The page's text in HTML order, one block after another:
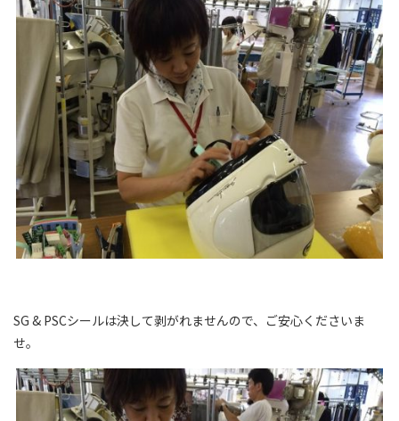
SG & PSCシールは決して剥がれませんので、ご安心くださいま
せ。